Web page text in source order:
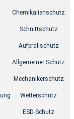
Chemikalienschutz
Schnittschutz
Aufprallschutz
Allgemeiner Schutz
Mechanikerschutz
Wetterschutz
ESD-Schutz